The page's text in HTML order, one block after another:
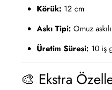
Körük: 12 cm
Askı Tipi: Omuz askılı
Üretim Süresi: 10 iş
🎨 Ekstra